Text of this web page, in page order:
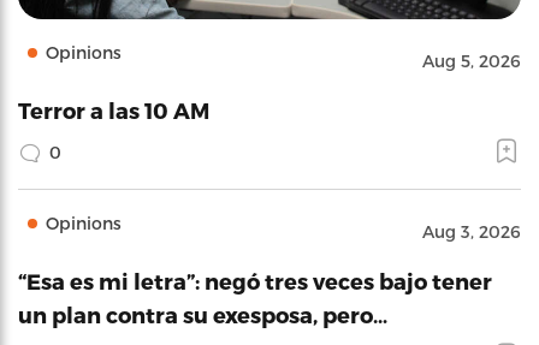
Opinions Aug 5, 2026
Terror a las 10 AM
0
Opinions Aug 3, 2026
“Esa es mi letra”: negó tres veces bajo tener
un plan contra su exesposa, pero…